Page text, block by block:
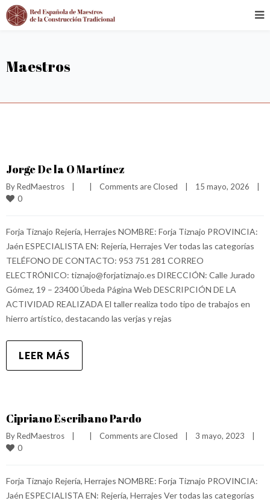
Maestros
Jorge De la O Martínez
By RedMaestros Comments are Closed 15 mayo, 2026
0
Forja Tiznajo Rejería, Herrajes NOMBRE: Forja Tiznajo PROVINCIA:
Jaén ESPECIALISTA EN: Rejería, Herrajes Ver todas las categorías
TELÉFONO DE CONTACTO: 953 751 281 CORREO
ELECTRÓNICO: tiznajo@forjatiznajo.es DIRECCIÓN: Calle Jurado
Gómez, 19 – 23400 Úbeda Página Web DESCRIPCIÓN DE LA
ACTIVIDAD REALIZADA El taller realiza todo tipo de trabajos en
hierro artístico, destacando las verjas y rejas
LEER MÁS
Cipriano Escribano Pardo
By RedMaestros Comments are Closed 3 mayo, 2023
0
Forja Tiznajo Rejería, Herrajes NOMBRE: Forja Tiznajo PROVINCIA:
Jaén ESPECIALISTA EN: Rejería, Herrajes Ver todas las categorías